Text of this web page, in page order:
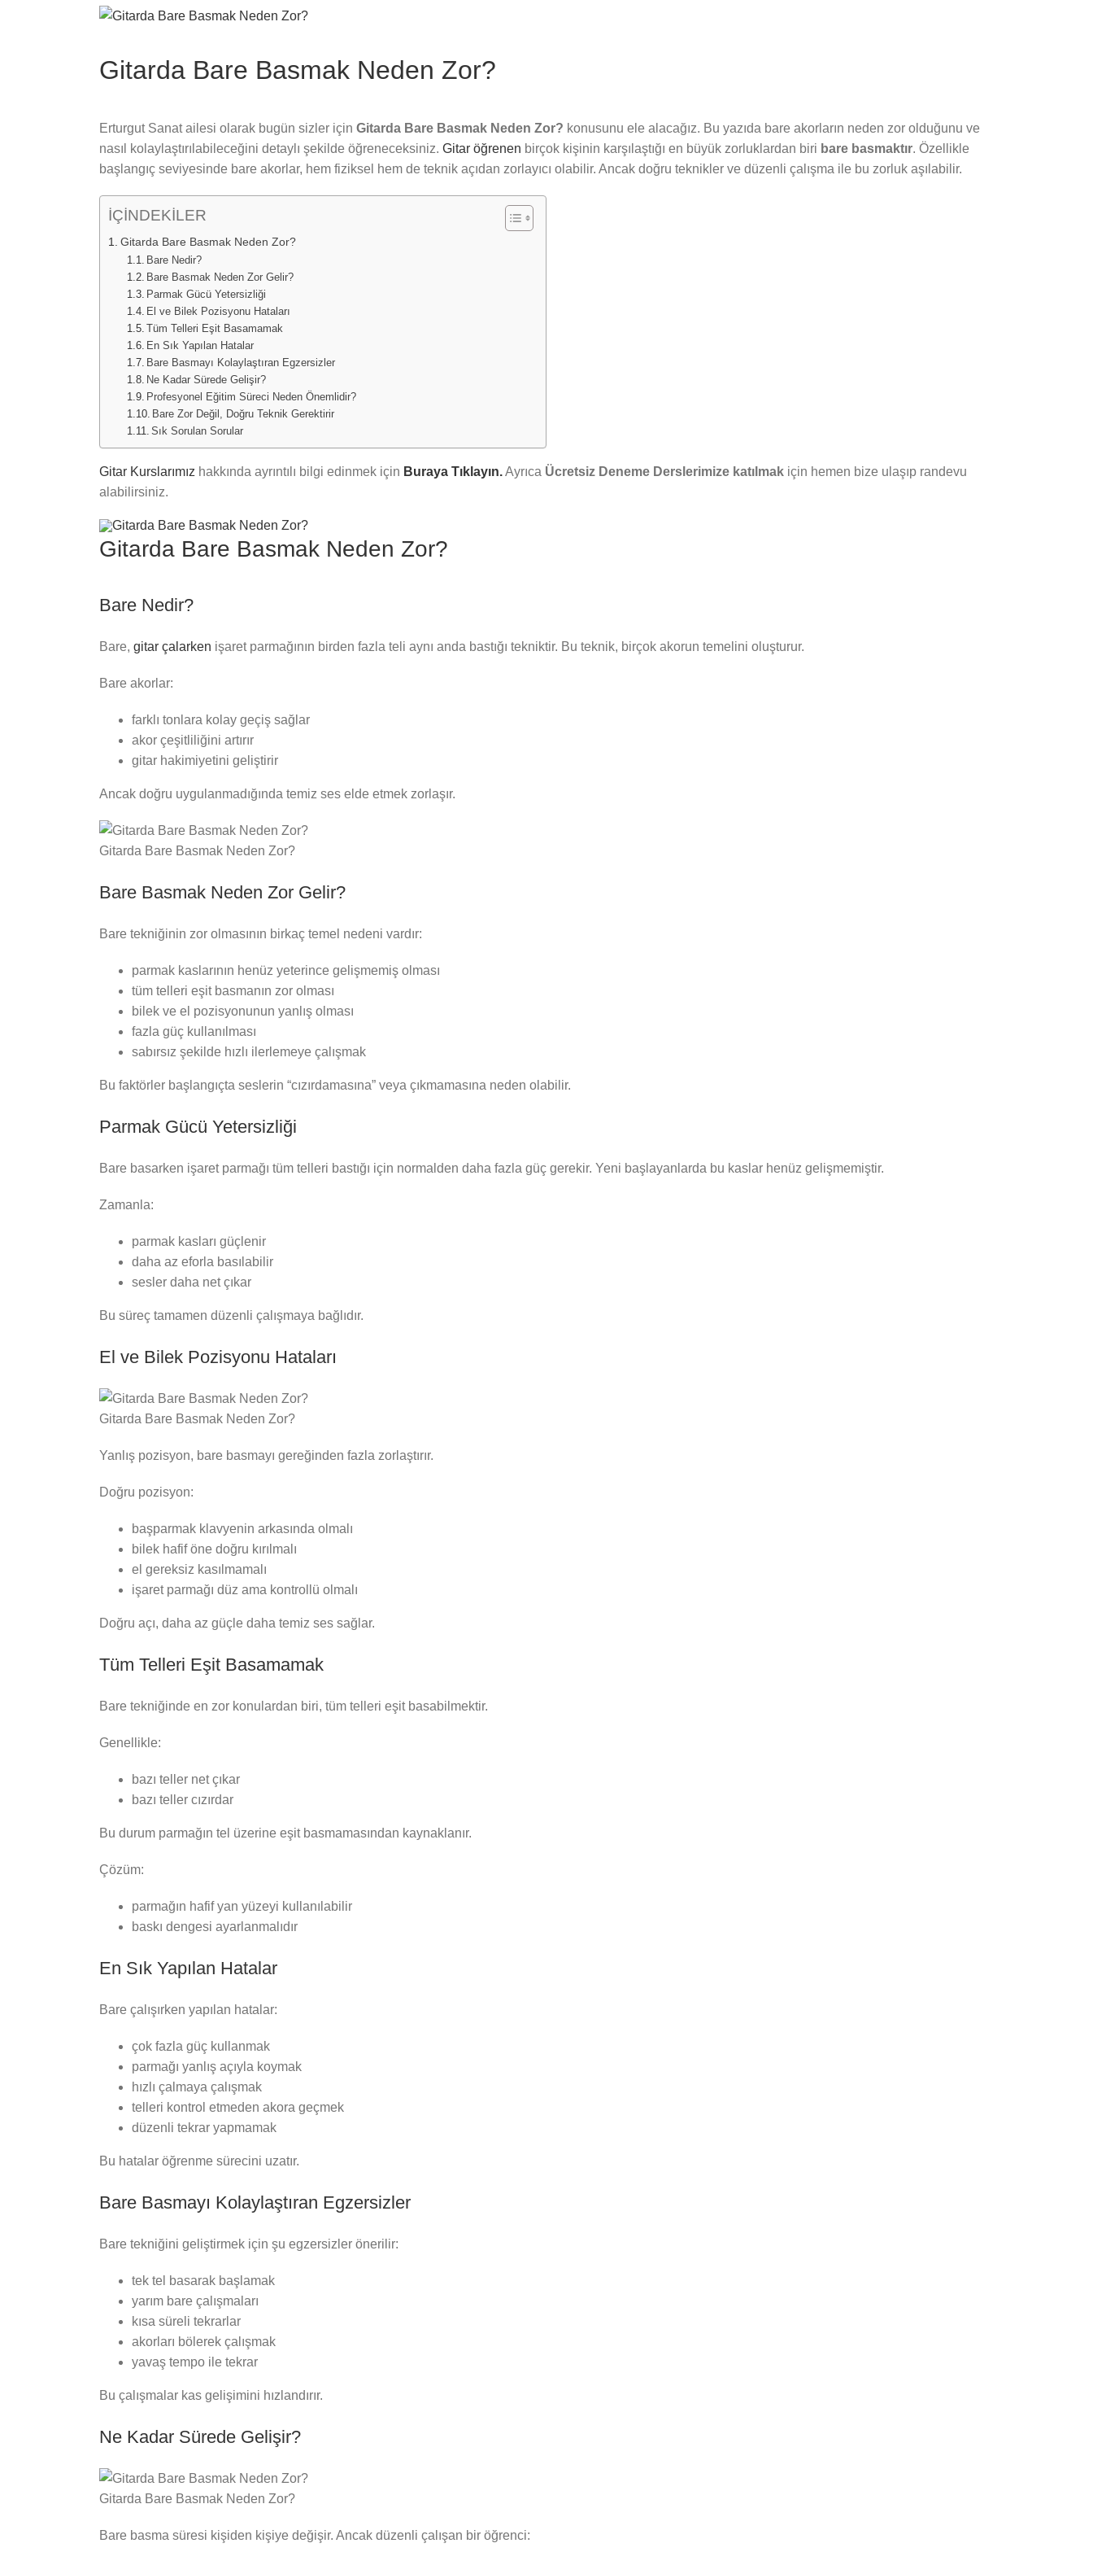
View
Gitarda Bare Basmak Neden Zor?
Erturgut Sanat ailesi olarak bugün sizler için Gitarda Bare Basmak Neden Zor? konusunu ele alacağız. Bu yazıda bare akorların neden zor olduğunu ve
nasıl kolaylaştırılabileceğini detaylı şekilde öğreneceksiniz. Gitar öğrenen birçok kişinin karşılaştığı en büyük zorluklardan biri bare basmaktır. Özellikle
başlangıç seviyesinde bare akorlar, hem fiziksel hem de teknik açıdan zorlayıcı olabilir. Ancak doğru teknikler ve düzenli çalışma ile bu zorluk aşılabilir.
İÇİNDEKİLER
Gitarda Bare Basmak Neden Zor?
Bare Nedir?
Bare Basmak Neden Zor Gelir?
Parmak Gücü Yetersizliği
El ve Bilek Pozisyonu Hataları
Tüm Telleri Eşit Basamamak
En Sık Yapılan Hatalar
Bare Basmayı Kolaylaştıran Egzersizler
Ne Kadar Sürede Gelişir?
Profesyonel Eğitim Süreci Neden Önemlidir?
Bare Zor Değil, Doğru Teknik Gerektirir
Sık Sorulan Sorular
Gitar Kurslarımız hakkında ayrıntılı bilgi edinmek için Buraya Tıklayın.Ayrıca Ücretsiz Deneme Derslerimize katılmakiçin hemen bize ulaşıp randevu
alabilirsiniz.
Gitarda Bare Basmak Neden Zor?
Bare Nedir?
Bare, gitar çalarken işaret parmağının birden fazla teli aynı anda bastığı tekniktir. Bu teknik, birçok akorun temelini oluşturur.
Bare akorlar:
farklı tonlara kolay geçiş sağlar
akor çeşitliliğini artırır
gitar hakimiyetini geliştirir
Ancak doğru uygulanmadığında temiz ses elde etmek zorlaşır.
Gitarda Bare Basmak Neden Zor?
Bare Basmak Neden Zor Gelir?
Bare tekniğinin zor olmasının birkaç temel nedeni vardır:
parmak kaslarının henüz yeterince gelişmemiş olması
tüm telleri eşit basmanın zor olması
bilek ve el pozisyonunun yanlış olması
fazla güç kullanılması
sabırsız şekilde hızlı ilerlemeye çalışmak
Bu faktörler başlangıçta seslerin “cızırdamasına” veya çıkmamasına neden olabilir.
Parmak Gücü Yetersizliği
Bare basarken işaret parmağı tüm telleri bastığı için normalden daha fazla güç gerekir. Yeni başlayanlarda bu kaslar henüz gelişmemiştir.
Zamanla:
parmak kasları güçlenir
daha az eforla basılabilir
sesler daha net çıkar
Bu süreç tamamen düzenli çalışmaya bağlıdır.
El ve Bilek Pozisyonu Hataları
Gitarda Bare Basmak Neden Zor?
Yanlış pozisyon, bare basmayı gereğinden fazla zorlaştırır.
Doğru pozisyon:
başparmak klavyenin arkasında olmalı
bilek hafif öne doğru kırılmalı
el gereksiz kasılmamalı
işaret parmağı düz ama kontrollü olmalı
Doğru açı, daha az güçle daha temiz ses sağlar.
Tüm Telleri Eşit Basamamak
Bare tekniğinde en zor konulardan biri, tüm telleri eşit basabilmektir.
Genellikle:
bazı teller net çıkar
bazı teller cızırdar
Bu durum parmağın tel üzerine eşit basmamasından kaynaklanır.
Çözüm:
parmağın hafif yan yüzeyi kullanılabilir
baskı dengesi ayarlanmalıdır
En Sık Yapılan Hatalar
Bare çalışırken yapılan hatalar:
çok fazla güç kullanmak
parmağı yanlış açıyla koymak
hızlı çalmaya çalışmak
telleri kontrol etmeden akora geçmek
düzenli tekrar yapmamak
Bu hatalar öğrenme sürecini uzatır.
Bare Basmayı Kolaylaştıran Egzersizler
Bare tekniğini geliştirmek için şu egzersizler önerilir:
tek tel basarak başlamak
yarım bare çalışmaları
kısa süreli tekrarlar
akorları bölerek çalışmak
yavaş tempo ile tekrar
Bu çalışmalar kas gelişimini hızlandırır.
Ne Kadar Sürede Gelişir?
Gitarda Bare Basmak Neden Zor?
Bare basma süresi kişiden kişiye değişir. Ancak düzenli çalışan bir öğrenci: